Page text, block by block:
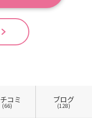
コミ
(66)
ブログ
(128)